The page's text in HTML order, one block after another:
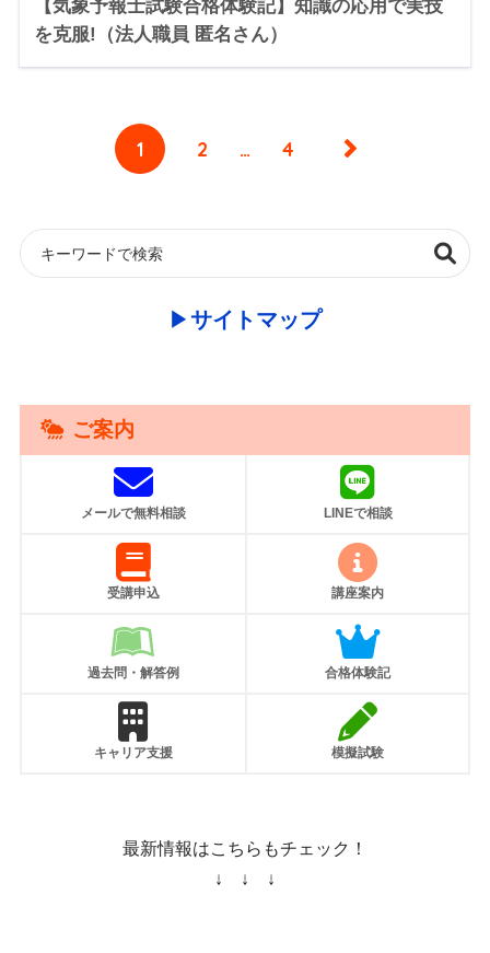
【気象予報士試験合格体験記】知識の応用で実技
を克服!（法人職員 匿名さん）
1 2 … 4
▶︎サイトマップ
ご案内
メールで無料相談 LINEで相談
受講申込 講座案内
過去問・解答例 合格体験記
キャリア支援 模擬試験
最新情報はこちらもチェック！
↓ ↓ ↓